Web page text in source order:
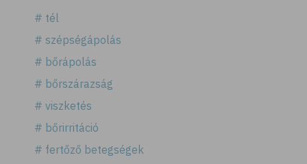
# tél
# szépségápolás
# bőrápolás
# bőrszárazság
# viszketés
# bőrirritáció
# fertőző betegségek